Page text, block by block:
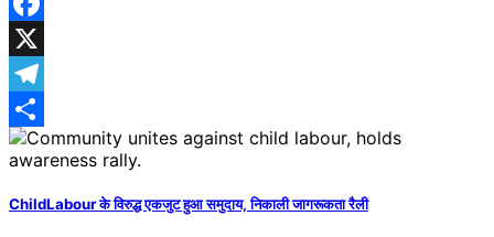
Facebook
X
Telegram
Share
ChildLabour के विरुद्ध एकजुट हुआ समुदाय, निकाली जागरूकता रैली